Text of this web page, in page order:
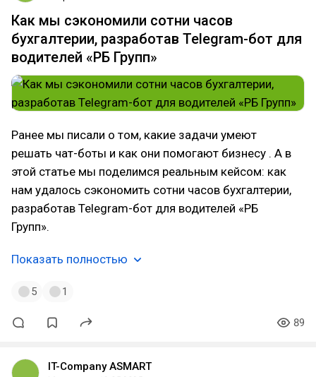
Как мы сэкономили сотни часов
бухгалтерии, разработав Telegram-бот для
водителей «РБ Групп»
Ранее мы писали о том, какие задачи умеют
решать чат-боты и как они помогают бизнесу . А в
этой статье мы поделимся реальным кейсом: как
нам удалось сэкономить сотни часов бухгалтерии,
разработав Telegram-бот для водителей «РБ
Групп».
Показать полностью
5 1
89
IT-Company ASMART